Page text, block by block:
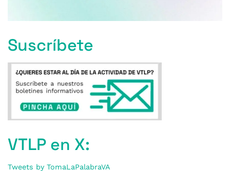
Suscríbete
VTLP en X:
Tweets by TomaLaPalabraVA